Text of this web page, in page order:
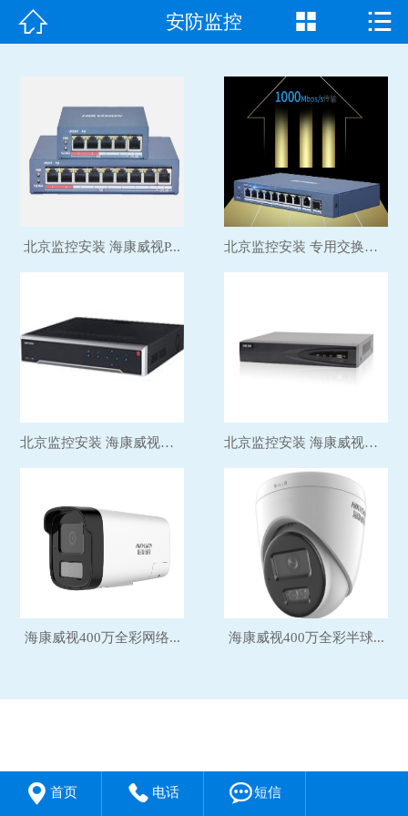
首页
产品中心
新闻资讯
常见问题
联系我们
 安防监控  
北京监控安装 海康威视P... 北京监控安装 专用交换机...
北京监控安装 海康威视硬... 北京监控安装 海康威视硬...
海康威视400万全彩网络... 海康威视400万全彩半球...
 首页  电话 短信